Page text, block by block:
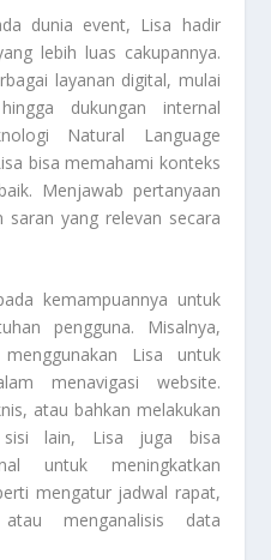
dunia event, Lisa hadir
lebih luas cakupannya.
layanan digital, mulai
dukungan internal
Natural Language
bisa memahami konteks
Menjawab pertanyaan
saran yang relevan secara
kemampuannya untuk
pengguna. Misalnya,
Lisa untuk
menavigasi website.
atau bahkan melakukan
sisi lain, Lisa juga bisa
untuk meningkatkan
mengatur jadwal rapat,
atau menganalisis data